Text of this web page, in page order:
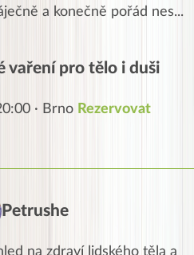
a konečně pořád nes...
vaření pro tělo i duši
· Brno Rezervovat
Petrushe
na zdraví lidského těla a